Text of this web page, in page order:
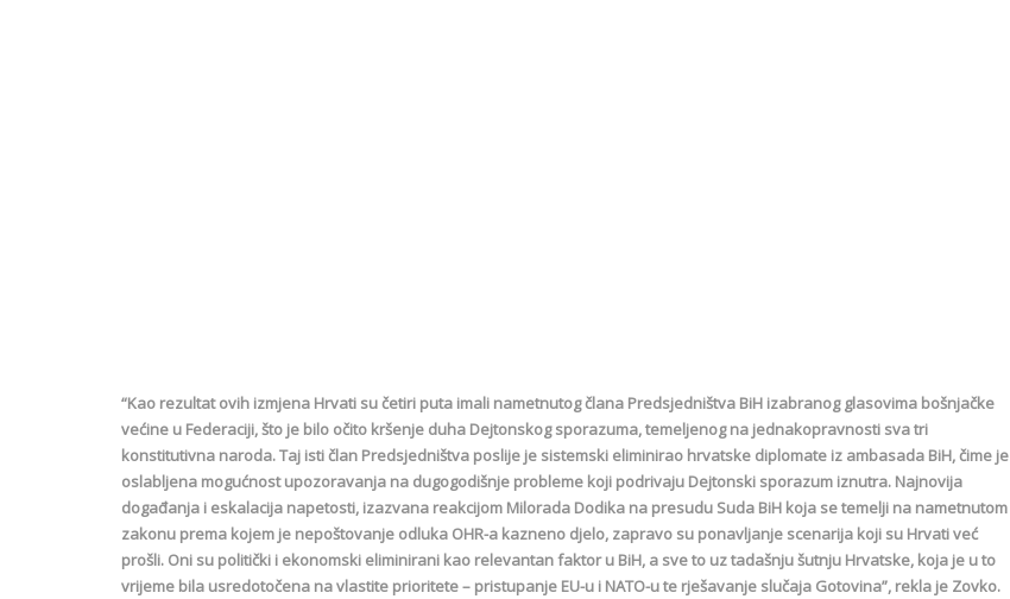
“Kao rezultat ovih izmjena Hrvati su četiri puta imali nametnutog člana Predsjedništva BiH izabranog glasovima bošnjačke
većine u Federaciji, što je bilo očito kršenje duha Dejtonskog sporazuma, temeljenog na jednakopravnosti sva tri
konstitutivna naroda. Taj isti član Predsjedništva poslije je sistemski eliminirao hrvatske diplomate iz ambasada BiH, čime je
oslabljena mogućnost upozoravanja na dugogodišnje probleme koji podrivaju Dejtonski sporazum iznutra. Najnovija
događanja i eskalacija napetosti, izazvana reakcijom Milorada Dodika na presudu Suda BiH koja se temelji na nametnutom
zakonu prema kojem je nepoštovanje odluka OHR-a kazneno djelo, zapravo su ponavljanje scenarija koji su Hrvati već
prošli. Oni su politički i ekonomski eliminirani kao relevantan faktor u BiH, a sve to uz tadašnju šutnju Hrvatske, koja je u to
vrijeme bila usredotočena na vlastite prioritete – pristupanje ЕU-u i NATO-u te rješavanje slučaja Gotovina”, rekla je Zovko.